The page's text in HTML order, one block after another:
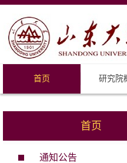
首页 研究院
首页
通知公告